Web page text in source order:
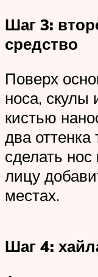
Шаг 3:
средство
Поверх
носа, скулы
кистью
два
сделать
лицу
местах.
Шаг 4: